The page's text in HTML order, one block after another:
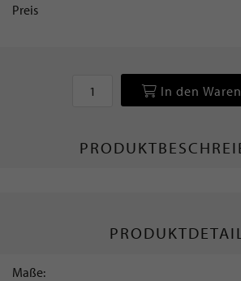
Preis
In den
Maße: